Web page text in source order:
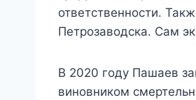
ответственности.
Петрозаводска. Сам
В 2020 году Пашаев
виновником